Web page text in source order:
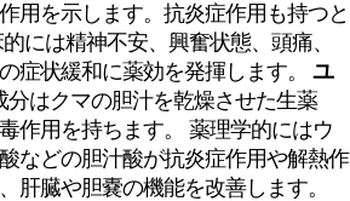
用を示します。抗炎症作用も持つと
には精神不安、興奮状態、頭痛、
症状緩和に薬効を発揮します。 ユ
分はクマの胆汁を乾燥させた生薬
作用を持ちます。 薬理学的にはウ
などの胆汁酸が抗炎症作用や解熱作
肝臓や胆嚢の機能を改善します。